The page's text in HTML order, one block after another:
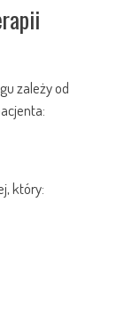
zależy od
który: